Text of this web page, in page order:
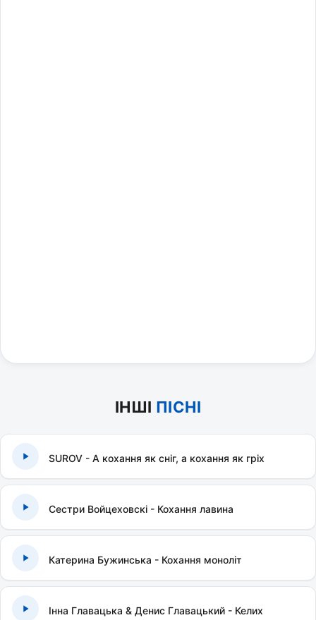
ІНШІ ПІСНІ
SUROV - А кохання як сніг, а кохання як гріх
Сестри Войцеховскі - Кохання лавина
Катерина Бужинська - Кохання моноліт
Інна Главацька & Денис Главацький - Келих